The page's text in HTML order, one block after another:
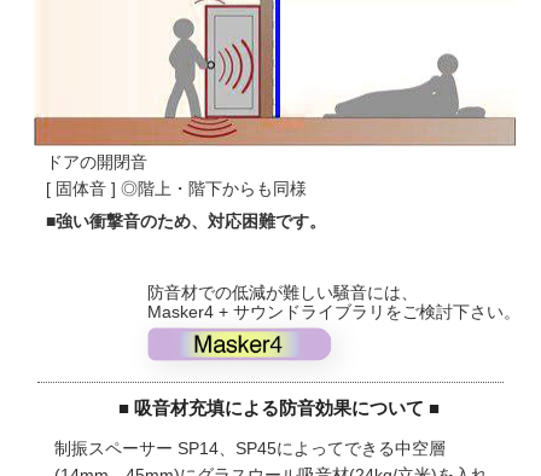
ドアの開閉音
[ 固体音 ] ◎階上・階下からも同様
■強い衝撃音のため、対応困難です。
防音材での低減が難しい騒音には、
Masker4 + サウンドライブラリをご検討下さい。
■ 吸音材充填による防音効果について ■
制振スペーサー SP14、SP45によってできる中空層